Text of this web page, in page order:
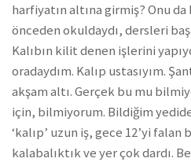
harfiyatın altına girmiş? Onu
önceden okuldaydı, dersleri
Kalıbın kilit denen işlerini
oradaydım. Kalıp ustasıyım.
akşam altı. Gerçek bu mu
için, bilmiyorum. Bildiğim yedide
‘kalıp’ uzun iş, gece 12’yi
kalabalıktık ve yer çok dardı.